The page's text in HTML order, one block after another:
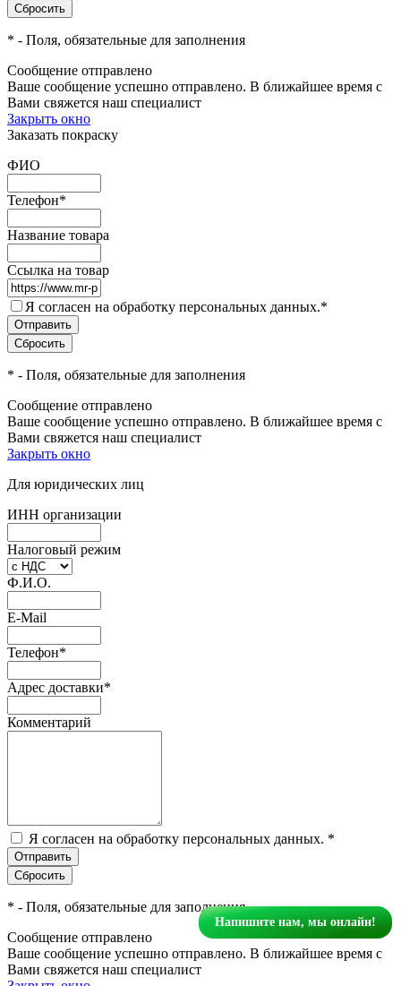
* - Поля, обязательные для заполнения
Сообщение отправлено
Ваше сообщение успешно отправлено. В ближайшее время с
Вами свяжется наш специалист
Закрыть окно
Заказать покраску
ФИО
Телефон*
Название товара
Ссылка на товар
Я согласен на обработку персональных данных.*
* - Поля, обязательные для заполнения
Сообщение отправлено
Ваше сообщение успешно отправлено. В ближайшее время с
Вами свяжется наш специалист
Закрыть окно
Для юридических лиц
ИНН организации
Налоговый режим
Ф.И.О.
E-Mail
Телефон*
Адрес доставки*
Комментарий
Я согласен на обработку персональных данных. *
* - Поля, обязательные для заполнения
Сообщение отправлено
Ваше сообщение успешно отправлено. В ближайшее время с
Вами свяжется наш специалист
Напишите нам, мы онлайн!